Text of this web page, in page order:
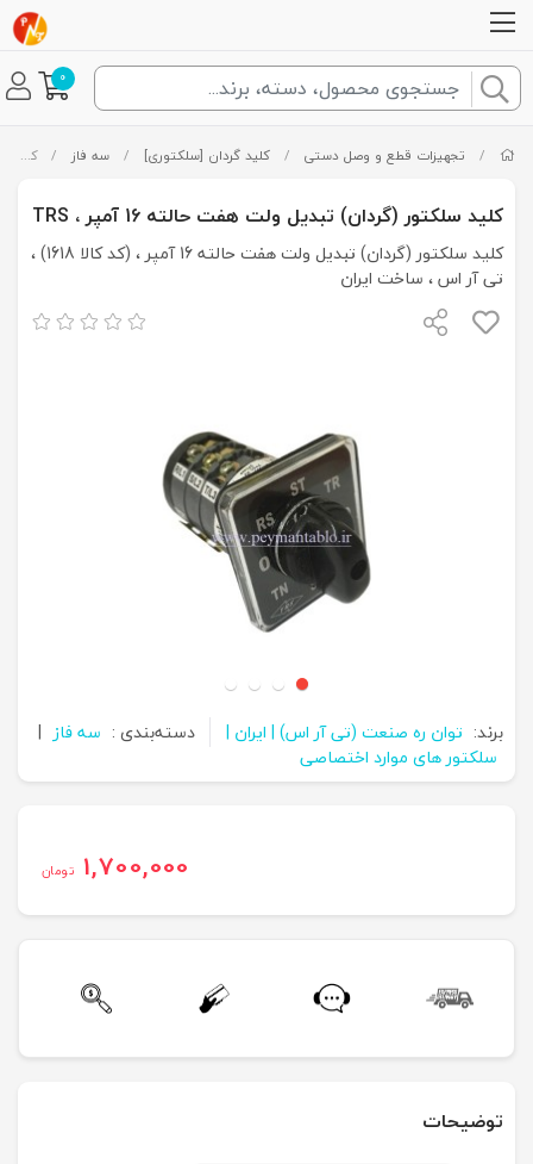
0
/ تجهیزات قطع و وصل دستی / کلید گردان [سلکتوری] / سه فاز / کلید سلکتور (گردان) تبدیل ولت هفت حالته 16 آمپر ، TRS
کلید سلکتور (گردان) تبدیل ولت هفت حالته 16 آمپر ، TRS
کلید سلکتور (گردان) تبدیل ولت هفت حالته 16 آمپر ، (کد کالا 1618) ،
تی آر اس ، ساخت ایران
برند: توان ره صنعت (تی آر اس) | ایران | دسته‌بندی : سه فاز |
سلکتور های موارد اختصاصی
1,700,000 تومان
توضیحات